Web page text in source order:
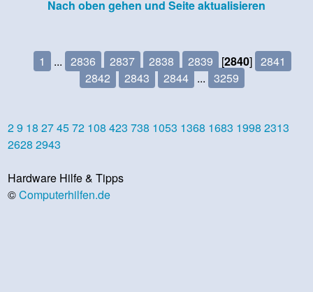
Nach oben gehen und Seite aktualisieren
1 ... 2836 2837 2838 2839 [2840] 2841
2842
2843 2844 ... 3259
29 18 274572 108 423 738 1053 1368 1683 1998 2313
2628 2943
Hardware Hilfe & Tipps
©Computerhilfen.de